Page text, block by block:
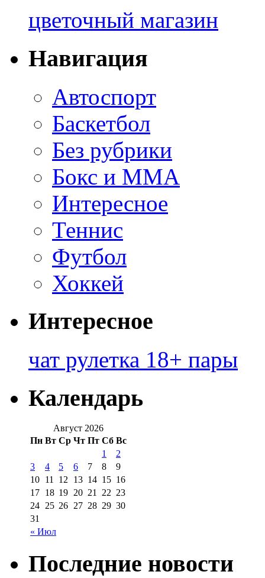
цветочный магазин
Навигация
Автоспорт
Баскетбол
Без рубрики
Бокс и ММА
Интересное
Теннис
Футбол
Хоккей
Интересное
чат рулетка 18+ пары
Календарь
Август 2026
Пн Вт Ср Чт Пт Сб Вс
« Июл
1
2
3
4 5 6 7 8
9
10 11 12 13 14 15 16
17 18 19 20 21 22 23
24 25 26 27 28 29 30
31
Последние новости